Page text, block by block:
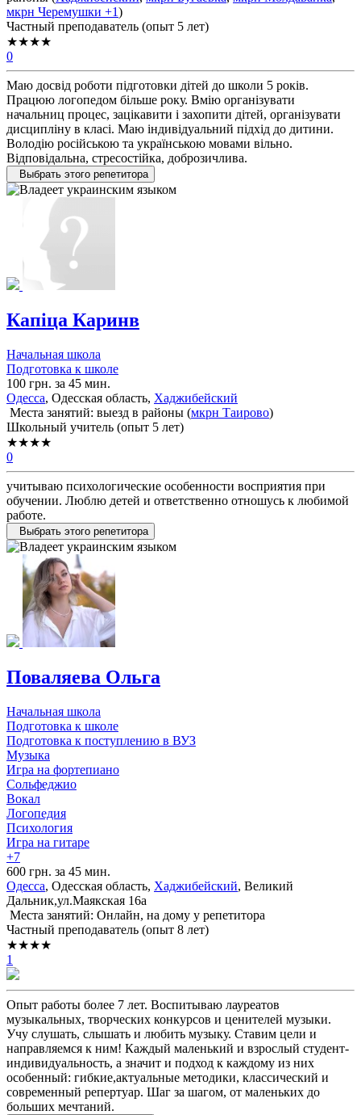
мкрн Черемушки +1)
Частный преподаватель (опыт 5 лет)
★★★★
0
Маю досвід роботи підготовки дітей до школи 5 років.
Працюю логопедом більше року. Вмію організувати
начальниц процес, зацікавити і захопити дітей, організувати
дисципліну в класі. Маю індивідуальний підхід до дитини.
Володію російською та українською мовами вільно.
Відповідальна, стресостійка, доброзичлива.
Выбрать этого репетитора
Капіца Каринв
Начальная школа
Подготовка к школе
100 грн. за 45 мин.
Одесса, Одесская область, Хаджибейский
Места занятий: выезд в районы (мкрн Таирово)
Школьный учитель (опыт 5 лет)
★★★★
0
учитываю психологические особенности восприятия при
обучении. Люблю детей и ответственно отношусь к любимой
работе.
Выбрать этого репетитора
Поваляева Ольга
Начальная школа
Подготовка к школе
Подготовка к поступлению в ВУЗ
Музыка
Игра на фортепиано
Сольфеджио
Вокал
Логопедия
Психология
Игра на гитаре
+7
600 грн. за 45 мин.
Одесса, Одесская область, Хаджибейский, Великий
Дальник,ул.Маякская 16а
Места занятий: Онлайн, на дому у репетитора
Частный преподаватель (опыт 8 лет)
★★★★
1
Опыт работы более 7 лет. Воспитываю лауреатов
музыкальных, творческих конкурсов и ценителей музыки.
Учу слушать, слышать и любить музыку. Ставим цели и
направляемся к ним! Каждый маленький и взрослый студент-
индивидуальность, а значит и подход к каждому из них
особенный: гибкие,актуальные методики, классический и
современный репертуар. Шаг за шагом, от маленьких до
больших мечтаний.